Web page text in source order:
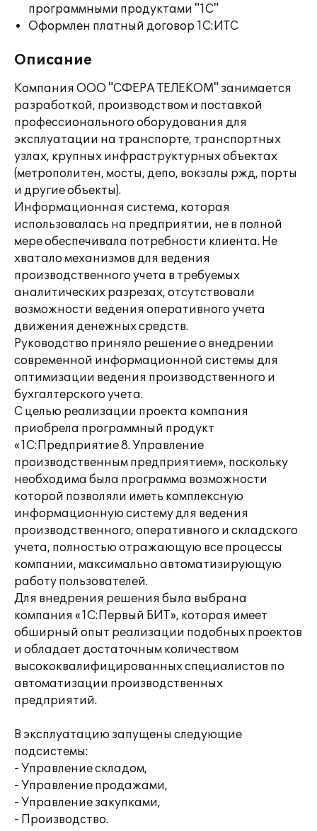
программными продуктами "1С"
Оформлен платный договор 1С:ИТС
Описание
Компания ООО "СФЕРА ТЕЛЕКОМ" занимается
разработкой, производством и поставкой
профессионального оборудования для
эксплуатации на транспорте, транспортных
узлах, крупных инфраструктурных объектах
(метрополитен, мосты, депо, вокзалы ржд, порты
и другие объекты).
Информационная система, которая
использовалась на предприятии, не в полной
мере обеспечивала потребности клиента. Не
хватало механизмов для ведения
производственного учета в требуемых
аналитических разрезах, отсутствовали
возможности ведения оперативного учета
движения денежных средств.
Руководство приняло решение о внедрении
современной информационной системы для
оптимизации ведения производственного и
бухгалтерского учета.
С целью реализации проекта компания
приобрела программный продукт
«1С:Предприятие 8. Управление
производственным предприятием», поскольку
необходима была программа возможности
которой позволяли иметь комплексную
информационную систему для ведения
производственного, оперативного и складского
учета, полностью отражающую все процессы
компании, максимально автоматизирующую
работу пользователей.
Для внедрения решения была выбрана
компания «1С:Первый БИТ», которая имеет
обширный опыт реализации подобных проектов
и обладает достаточным количеством
высококвалифицированных специалистов по
автоматизации производственных
предприятий.
В эксплуатацию запущены следующие
подсистемы:
- Управление складом,
- Управление продажами,
- Управление закупками,
- Производство.